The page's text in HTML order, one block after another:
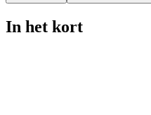
In het kort